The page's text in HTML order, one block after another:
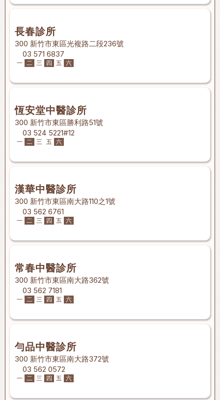
長春診所
300 新竹市東區光複路二段236號
03 571 6837
一 二 三 四 五 六
恆安堂中醫診所
300 新竹市東區勝利路51號
03 524 5221#12
一 二 三 五 六
漢華中醫診所
300 新竹市東區南大路110之1號
03 562 6761
一 二 三 四 五 六
常春中醫診所
300 新竹市東區南大路362號
03 562 7181
一 二 三 四 五 六
勻品中醫診所
300 新竹市東區南大路372號
03 562 0572
一 二 三 四 五 六